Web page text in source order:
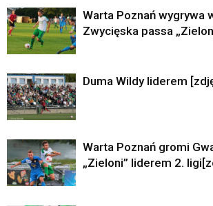
Warta Poznań wygrywa
Zwycięska passa
Duma Wildy liderem
Warta Poznań gromi
„Zieloni” liderem 2.